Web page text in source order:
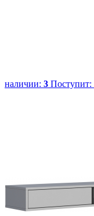
наличии: 3 Поступит: